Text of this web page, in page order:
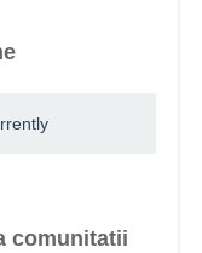
comunitatii